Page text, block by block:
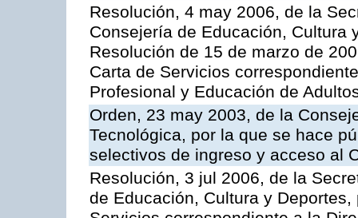
Resolución, 4 may 2006, de la
Consejería de Educación, Cultura
Resolución de 15 de marzo de
Carta de Servicios
Profesional y Educación de
Orden, 23 may 2003, de la
Tecnológica, por la que se hace
selectivos de ingreso y acceso al
Resolución, 3 jul 2006, de la
de Educación, Cultura y